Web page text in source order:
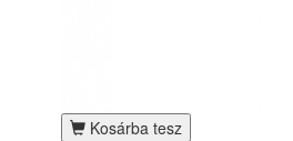
Kosárba tesz